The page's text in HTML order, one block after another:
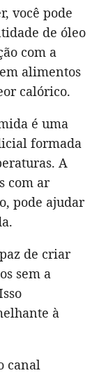
você pode
de óleo
com a
alimentos
calórico.
é uma
formada
A
com ar
pode ajudar
de criar
sem a
à
canal